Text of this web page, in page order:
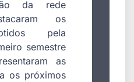
da rede
os
pela
semestre
as
os próximos